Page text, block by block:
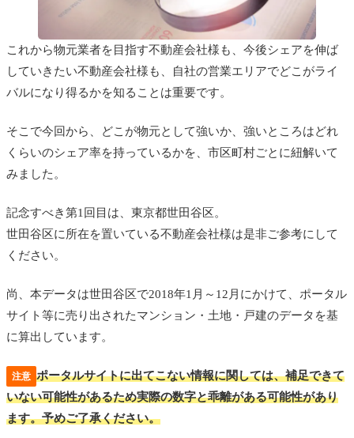
これから物元業者を目指す不動産会社様も、今後シェアを伸ば
していきたい不動産会社様も、自社の営業エリアでどこがライ
バルになり得るかを知ることは重要です。
そこで今回から、どこが物元として強いか、強いところはどれ
くらいのシェア率を持っているかを、市区町村ごとに紐解いて
みました。
記念すべき第1回目は、東京都世田谷区。
世田谷区に所在を置いている不動産会社様は是非ご参考にして
ください。
尚、本データは世田谷区で2018年1月～12月にかけて、ポータル
サイト等に売り出されたマンション・土地・戸建のデータを基
に算出しています。
注意 ポータルサイトに出てこない情報に関しては、補足できて
いない可能性があるため実際の数字と乖離がある可能性があり
ます。予めご了承ください。